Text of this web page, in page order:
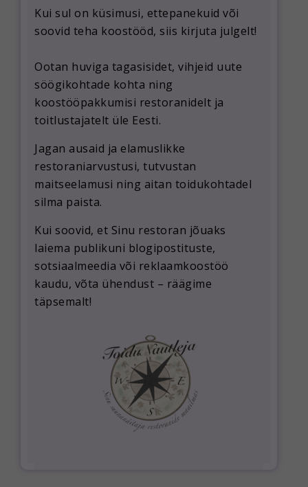
Kui sul on küsimusi, ettepanekuid või
soovid teha koostööd, siis kirjuta julgelt!
Ootan huviga tagasisidet, vihjeid uute
söögikohtade kohta ning
koostööpakkumisi restoranidelt ja
toitlustajatelt üle Eesti.
Jagan ausaid ja elamuslikke
restoraniarvustusi, tutvustan
maitseelamusi ning aitan toidukohtadel
silma paista.
Kui soovid, et Sinu restoran jõuaks
laiema publikuni blogipostituste,
sotsiaalmeedia või reklaamkoostöö
kaudu, võta ühendust – räägime
täpsemalt!